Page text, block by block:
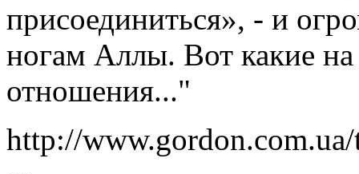
присоединиться», - и
ногам Аллы. Вот какие
отношения..."
http://